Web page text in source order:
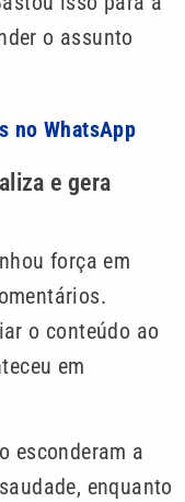
o assunto
no WhatsApp
e gera
força em
o conteúdo ao
em
esconderam a
enquanto